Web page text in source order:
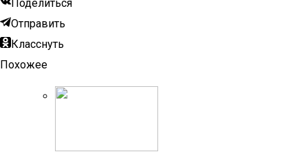
Поделиться
Отправить
Класснуть
Похожее